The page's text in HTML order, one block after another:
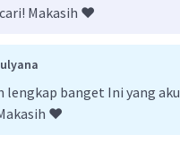
pada pasangan Ag
:
dengan potensial
dan Cr (anoda)
Makasih ❤️
lengkap banget Ini yang
❤️